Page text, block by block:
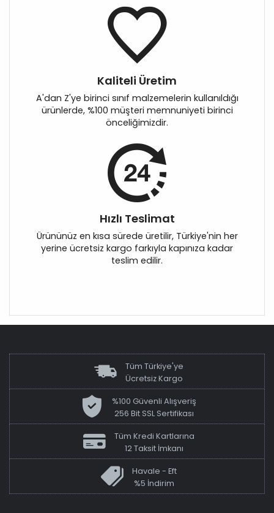
Kaliteli Üretim
A'dan Z'ye birinci sınıf malzemelerin kullanıldığı
ürünlerde, %100 müşteri memnuniyeti birinci
önceliğimizdir.
Hızlı Teslimat
Ürününüz en kısa sürede üretilir, Türkiye'nin her
yerine ücretsiz kargo farkıyla kapınıza kadar
teslim edilir.
Tüm Türkiye'ye
Ücretsiz Kargo
%100 Güvenli Alışveriş
256 Bit SSL Sertifikası
Tüm Kredi Kartlarına
12 Taksit İmkanı
Havale - Eft
%5 İndirim